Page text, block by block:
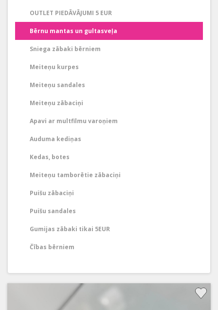
OUTLET PIEDĀVĀJUMI 5 EUR
Bērnu mantas un gultasveļa
Sniega zābaki bērniem
Meiteņu kurpes
Meiteņu sandales
Meiteņu zābaciņi
Apavi ar multfilmu varoņiem
Auduma kediņas
Kedas, botes
Meiteņu tamborētie zābaciņi
Puišu zābaciņi
Puišu sandales
Gumijas zābaki tikai 5EUR
Čības bērniem